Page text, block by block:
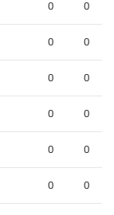
0 0
0 0
0 0
0 0
0 0
0 0